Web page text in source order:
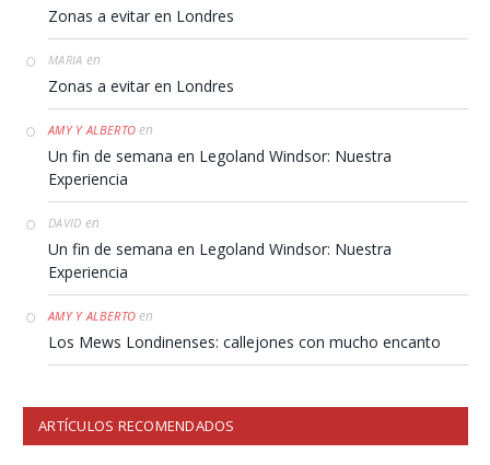
Zonas a evitar en Londres
MARIA en
Zonas a evitar en Londres
AMY Y ALBERTO en
Un fin de semana en Legoland Windsor: Nuestra
Experiencia
DAVID en
Un fin de semana en Legoland Windsor: Nuestra
Experiencia
AMY Y ALBERTO en
Los Mews Londinenses: callejones con mucho encanto
ARTÍCULOS RECOMENDADOS